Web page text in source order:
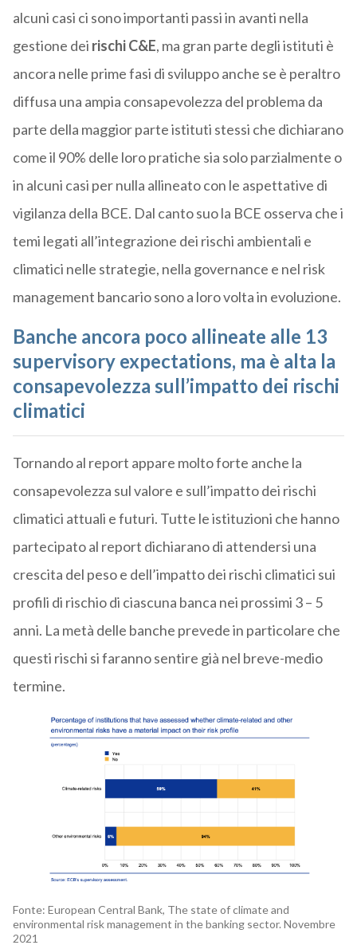
alcuni casi ci sono importanti passi in avanti nella
gestione dei rischi C&E, ma gran parte degli istituti è
ancora nelle prime fasi di sviluppo anche se è peraltro
diffusa una ampia consapevolezza del problema da
parte della maggior parte istituti stessi che dichiarano
come il 90% delle loro pratiche sia solo parzialmente o
in alcuni casi per nulla allineato con le aspettative di
vigilanza della BCE. Dal canto suo la BCE osserva che i
temi legati all’integrazione dei rischi ambientali e
climatici nelle strategie, nella governance e nel risk
management bancario sono a loro volta in evoluzione.
Banche ancora poco allineate alle 13
supervisory expectations, ma è alta la
consapevolezza sull’impatto dei rischi
climatici
Tornando al report appare molto forte anche la
consapevolezza sul valore e sull’impatto dei rischi
climatici attuali e futuri. Tutte le istituzioni che hanno
partecipato al report dichiarano di attendersi una
crescita del peso e dell’impatto dei rischi climatici sui
profili di rischio di ciascuna banca nei prossimi 3 – 5
anni. La metà delle banche prevede in particolare che
questi rischi si faranno sentire già nel breve-medio
termine.
Fonte: European Central Bank, The state of climate and
environmental risk management in the banking sector. Novembre
2021